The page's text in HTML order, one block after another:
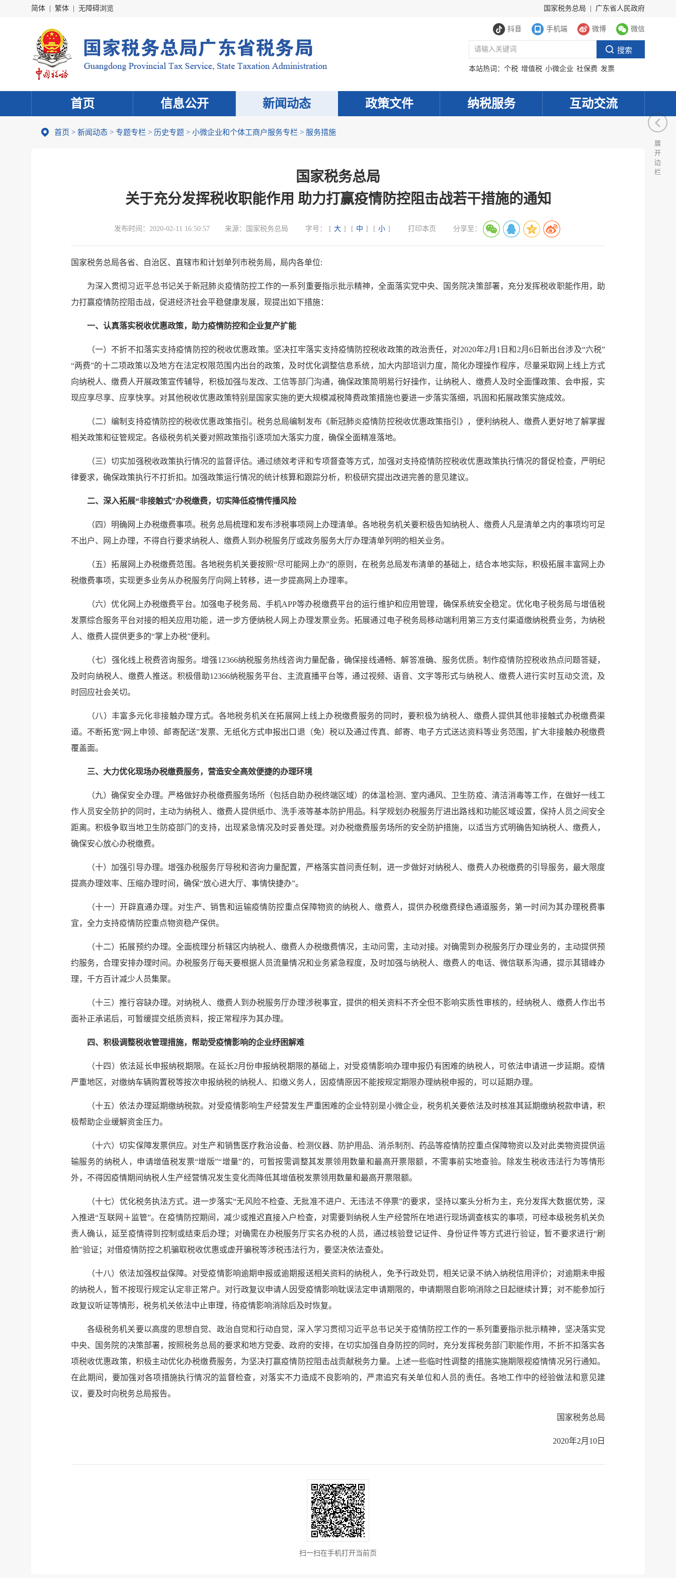
简体 繁体 无障碍浏览 国家税务总局 广东省人民政府
抖音 手机端 微博 微信
本站热词： 个税 增值税 小微企业 社保费 发票
首页 信息公开 新闻动态 政策文件 纳税服务 互动交流
首页 > 新闻动态 > 专题专栏 > 历史专题 > 小微企业和个体工商户服务专栏 > 服务措施
国家税务总局
关于充分发挥税收职能作用 助力打赢疫情防控阻击战若干措施的通知
发布时间： 2020-02-11 16:50:57 来源： 国家税务总局 字号： [ 大 ] [ 中 ] [ 小 ] 打印本页 分享至：
国家税务总局各省、自治区、直辖市和计划单列市税务局，局内各单位:
为深入贯彻习近平总书记关于新冠肺炎疫情防控工作的一系列重要指示批示精神，全面落实党中央、国务院决策部署，充分发挥税收职能作用，助
力打赢疫情防控阻击战，促进经济社会平稳健康发展，现提出如下措施：
一、认真落实税收优惠政策，助力疫情防控和企业复产扩能
（一）不折不扣落实支持疫情防控的税收优惠政策。坚决扛牢落实支持疫情防控税收政策的政治责任，对2020年2月1日和2月6日新出台涉及“六税”
“两费”的十二项政策以及地方在法定权限范围内出台的政策，及时优化调整信息系统，加大内部培训力度，简化办理操作程序，尽量采取网上线上方式
向纳税人、缴费人开展政策宣传辅导，积极加强与发改、工信等部门沟通，确保政策简明易行好操作，让纳税人、缴费人及时全面懂政策、会申报，实
现应享尽享、应享快享。对其他税收优惠政策特别是国家实施的更大规模减税降费政策措施也要进一步落实落细，巩固和拓展政策实施成效。
（二）编制支持疫情防控的税收优惠政策指引。税务总局编制发布《新冠肺炎疫情防控税收优惠政策指引》，便利纳税人、缴费人更好地了解掌握
相关政策和征管规定。各级税务机关要对照政策指引逐项加大落实力度，确保全面精准落地。
（三）切实加强税收政策执行情况的监督评估。通过绩效考评和专项督查等方式，加强对支持疫情防控税收优惠政策执行情况的督促检查，严明纪
律要求，确保政策执行不打折扣。加强政策运行情况的统计核算和跟踪分析，积极研究提出改进完善的意见建议。
二、深入拓展“非接触式”办税缴费，切实降低疫情传播风险
（四）明确网上办税缴费事项。税务总局梳理和发布涉税事项网上办理清单。各地税务机关要积极告知纳税人、缴费人凡是清单之内的事项均可足
不出户、网上办理，不得自行要求纳税人、缴费人到办税服务厅或政务服务大厅办理清单列明的相关业务。
（五）拓展网上办税缴费范围。各地税务机关要按照“尽可能网上办”的原则，在税务总局发布清单的基础上，结合本地实际，积极拓展丰富网上办
税缴费事项，实现更多业务从办税服务厅向网上转移，进一步提高网上办理率。
（六）优化网上办税缴费平台。加强电子税务局、手机APP等办税缴费平台的运行维护和应用管理，确保系统安全稳定。优化电子税务局与增值税
发票综合服务平台对接的相关应用功能，进一步方便纳税人网上办理发票业务。拓展通过电子税务局移动端利用第三方支付渠道缴纳税费业务，为纳税
人、缴费人提供更多的“掌上办税”便利。
（七）强化线上税费咨询服务。增强12366纳税服务热线咨询力量配备，确保接线通畅、解答准确、服务优质。制作疫情防控税收热点问题答疑，
及时向纳税人、缴费人推送。积极借助12366纳税服务平台、主流直播平台等，通过视频、语音、文字等形式与纳税人、缴费人进行实时互动交流，及
时回应社会关切。
（八）丰富多元化非接触办理方式。各地税务机关在拓展网上线上办税缴费服务的同时，要积极为纳税人、缴费人提供其他非接触式办税缴费渠
道。不断拓宽“网上申领、邮寄配送”发票、无纸化方式申报出口退（免）税以及通过传真、邮寄、电子方式送达资料等业务范围，扩大非接触办税缴费
覆盖面。
三、大力优化现场办税缴费服务，营造安全高效便捷的办理环境
（九）确保安全办理。严格做好办税缴费服务场所（包括自助办税终端区域）的体温检测、室内通风、卫生防疫、清洁消毒等工作，在做好一线工
作人员安全防护的同时，主动为纳税人、缴费人提供纸巾、洗手液等基本防护用品。科学规划办税服务厅进出路线和功能区域设置，保持人员之间安全
距离。积极争取当地卫生防疫部门的支持，出现紧急情况及时妥善处理。对办税缴费服务场所的安全防护措施，以适当方式明确告知纳税人、缴费人，
确保安心放心办税缴费。
（十）加强引导办理。增强办税服务厅导税和咨询力量配置，严格落实首问责任制，进一步做好对纳税人、缴费人办税缴费的引导服务，最大限度
提高办理效率、压缩办理时间，确保“放心进大厅、事情快捷办”。
（十一）开辟直通办理。对生产、销售和运输疫情防控重点保障物资的纳税人、缴费人，提供办税缴费绿色通道服务，第一时间为其办理税费事
宜，全力支持疫情防控重点物资稳产保供。
（十二）拓展预约办理。全面梳理分析辖区内纳税人、缴费人办税缴费情况，主动问需，主动对接。对确需到办税服务厅办理业务的，主动提供预
约服务，合理安排办理时间。办税服务厅每天要根据人员流量情况和业务紧急程度，及时加强与纳税人、缴费人的电话、微信联系沟通，提示其错峰办
理，千方百计减少人员集聚。
（十三）推行容缺办理。对纳税人、缴费人到办税服务厅办理涉税事宜，提供的相关资料不齐全但不影响实质性审核的，经纳税人、缴费人作出书
面补正承诺后，可暂缓提交纸质资料，按正常程序为其办理。
四、积极调整税收管理措施，帮助受疫情影响的企业纾困解难
（十四）依法延长申报纳税期限。在延长2月份申报纳税期限的基础上，对受疫情影响办理申报仍有困难的纳税人，可依法申请进一步延期。疫情
严重地区，对缴纳车辆购置税等按次申报纳税的纳税人、扣缴义务人，因疫情原因不能按规定期限办理纳税申报的，可以延期办理。
（十五）依法办理延期缴纳税款。对受疫情影响生产经营发生严重困难的企业特别是小微企业，税务机关要依法及时核准其延期缴纳税款申请，积
极帮助企业缓解资金压力。
（十六）切实保障发票供应。对生产和销售医疗救治设备、检测仪器、防护用品、消杀制剂、药品等疫情防控重点保障物资以及对此类物资提供运
输服务的纳税人，申请增值税发票“增版”“增量”的，可暂按需调整其发票领用数量和最高开票限额，不需事前实地查验。除发生税收违法行为等情形
外，不得因疫情期间纳税人生产经营情况发生变化而降低其增值税发票领用数量和最高开票限额。
（十七）优化税务执法方式。进一步落实“无风险不检查、无批准不进户、无违法不停票”的要求，坚持以案头分析为主，充分发挥大数据优势，深
入推进“互联网＋监管”。在疫情防控期间，减少或推迟直接入户检查，对需要到纳税人生产经营所在地进行现场调查核实的事项，可经本级税务机关负
责人确认，延至疫情得到控制或结束后办理；对确需在办税服务厅实名办税的人员，通过核验登记证件、身份证件等方式进行验证，暂不要求进行“刷
脸”验证；对借疫情防控之机骗取税收优惠或虚开骗税等涉税违法行为，要坚决依法查处。
（十八）依法加强权益保障。对受疫情影响逾期申报或逾期报送相关资料的纳税人，免予行政处罚，相关记录不纳入纳税信用评价；对逾期未申报
的纳税人，暂不按现行规定认定非正常户。对行政复议申请人因受疫情影响耽误法定申请期限的，申请期限自影响消除之日起继续计算；对不能参加行
政复议听证等情形，税务机关依法中止审理，待疫情影响消除后及时恢复。
各级税务机关要以高度的思想自觉、政治自觉和行动自觉，深入学习贯彻习近平总书记关于疫情防控工作的一系列重要指示批示精神，坚决落实党
中央、国务院的决策部署，按照税务总局的要求和地方党委、政府的安排，在切实加强自身防控的同时，充分发挥税务部门职能作用，不折不扣落实各
项税收优惠政策，积极主动优化办税缴费服务，为坚决打赢疫情防控阻击战贡献税务力量。上述一些临时性调整的措施实施期限视疫情情况另行通知。
在此期间，要加强对各项措施执行情况的监督检查，对落实不力造成不良影响的，严肃追究有关单位和人员的责任。各地工作中的经验做法和意见建
议，要及时向税务总局报告。
国家税务总局
2020年2月10日
扫一扫在手机打开当前页
展
开
边
栏